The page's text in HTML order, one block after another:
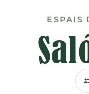
ESPAIS